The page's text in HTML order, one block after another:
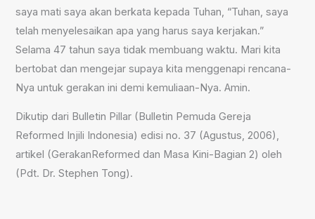
saya mati saya akan berkata kepada Tuhan, “Tuhan, saya
telah menyelesaikan apa yang harus saya kerjakan.”
Selama 47 tahun saya tidak membuang waktu. Mari kita
bertobat dan mengejar supaya kita menggenapi rencana-
Nya untuk gerakan ini demi kemuliaan-Nya. Amin.
Dikutip dari Bulletin Pillar (Bulletin Pemuda Gereja
Reformed Injili Indonesia) edisi no. 37 (Agustus, 2006),
artikel (GerakanReformed dan Masa Kini-Bagian 2) oleh
(Pdt. Dr. Stephen Tong).